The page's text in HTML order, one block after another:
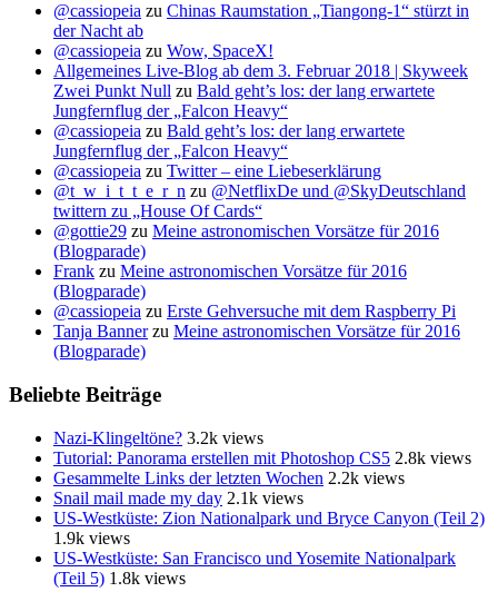
@cassiopeia zu Chinas Raumstation „Tiangong-1“ stürzt in
der Nacht ab
@cassiopeia zu Wow, SpaceX!
Allgemeines Live-Blog ab dem 3. Februar 2018 | Skyweek
Zwei Punkt Null zu Bald geht’s los: der lang erwartete
Jungfernflug der „Falcon Heavy“
@cassiopeia zu Bald geht’s los: der lang erwartete
Jungfernflug der „Falcon Heavy“
@cassiopeia zu Twitter – eine Liebeserklärung
@t_w_i_t_t_e_r_n zu @NetflixDe und @SkyDeutschland
twittern zu „House Of Cards“
@gottie29 zu Meine astronomischen Vorsätze für 2016
(Blogparade)
Frank zu Meine astronomischen Vorsätze für 2016
(Blogparade)
@cassiopeia zu Erste Gehversuche mit dem Raspberry Pi
Tanja Bannerzu Meine astronomischen Vorsätze für 2016
(Blogparade)
Beliebte Beiträge
Nazi-Klingeltöne? 3.2k views
Tutorial: Panorama erstellen mit Photoshop CS5 2.8k views
Gesammelte Links der letzten Wochen 2.2k views
Snail mail made my day 2.1k views
US-Westküste: Zion Nationalpark und Bryce Canyon (Teil 2)
1.9k views
US-Westküste: San Francisco und Yosemite Nationalpark
(Teil 5) 1.8k views